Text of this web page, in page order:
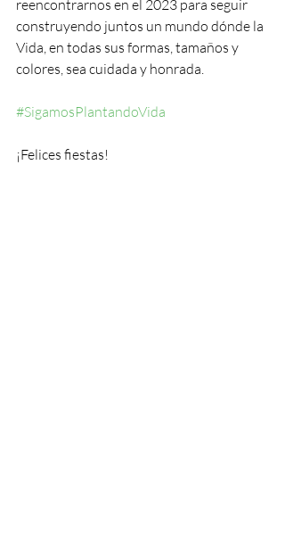
reencontrarnos en el 2023 para seguir
construyendo juntos un mundo dónde la
Vida, en todas sus formas, tamaños y
colores, sea cuidada y honrada.
#SigamosPlantandoVida
¡Felices fiestas!